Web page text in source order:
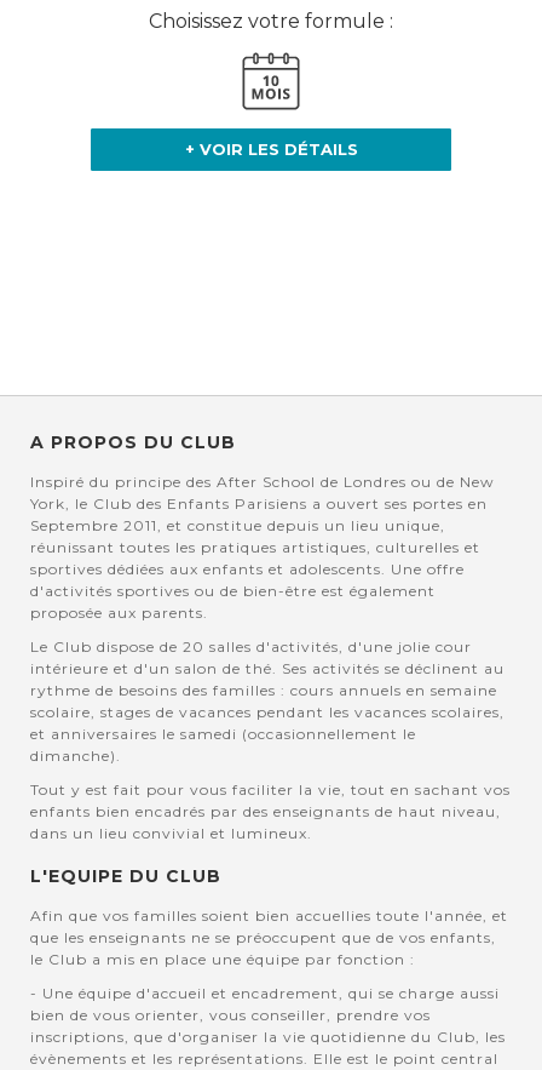
Choisissez votre formule :
+ VOIR LES DÉTAILS
A PROPOS DU CLUB
Inspiré du principe des After School de Londres ou de New
York, le Club des Enfants Parisiens a ouvert ses portes en
Septembre 2011, et constitue depuis un lieu unique,
réunissant toutes les pratiques artistiques, culturelles et
sportives dédiées aux enfants et adolescents. Une offre
d'activités sportives ou de bien-être est également
proposée aux parents.
Le Club dispose de 20 salles d'activités, d'une jolie cour
intérieure et d'un salon de thé. Ses activités se déclinent au
rythme de besoins des familles : cours annuels en semaine
scolaire, stages de vacances pendant les vacances scolaires,
et anniversaires le samedi (occasionnellement le
dimanche).
Tout y est fait pour vous faciliter la vie, tout en sachant vos
enfants bien encadrés par des enseignants de haut niveau,
dans un lieu convivial et lumineux.
L'EQUIPE DU CLUB
Afin que vos familles soient bien accuellies toute l'année, et
que les enseignants ne se préoccupent que de vos enfants,
le Club a mis en place une équipe par fonction :
- Une équipe d'accueil et encadrement, qui se charge aussi
bien de vous orienter, vous conseiller, prendre vos
inscriptions, que d'organiser la vie quotidienne du Club, les
évènements et les représentations. Elle est le point central